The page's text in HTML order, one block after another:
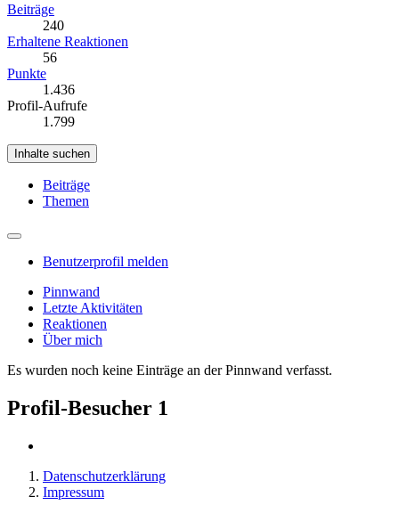
Beiträge
240
Erhaltene Reaktionen
56
Punkte
1.436
Profil-Aufrufe
1.799
Inhalte suchen
Beiträge
Themen
Benutzerprofil melden
Pinnwand
Letzte Aktivitäten
Reaktionen
Über mich
Es wurden noch keine Einträge an der Pinnwand verfasst.
Profil-Besucher 1
Datenschutzerklärung
Impressum